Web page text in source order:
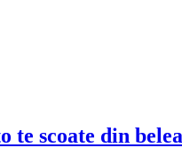
te scoate din belea